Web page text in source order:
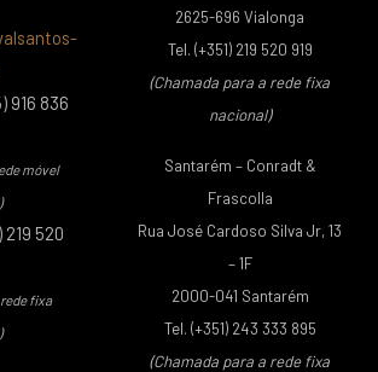
916 836
móvel
219 520
fixa
2625-696 Vialonga
Tel. (+351) 219 520 919
(Chamada para a rede fixa
nacional)
Santarém – Conradt &
Frascolla
Rua José Cardoso Silva Jr, 13
– 1F
2000-041 Santarém
Tel. (+351) 243 333 895
(Chamada para a rede fixa